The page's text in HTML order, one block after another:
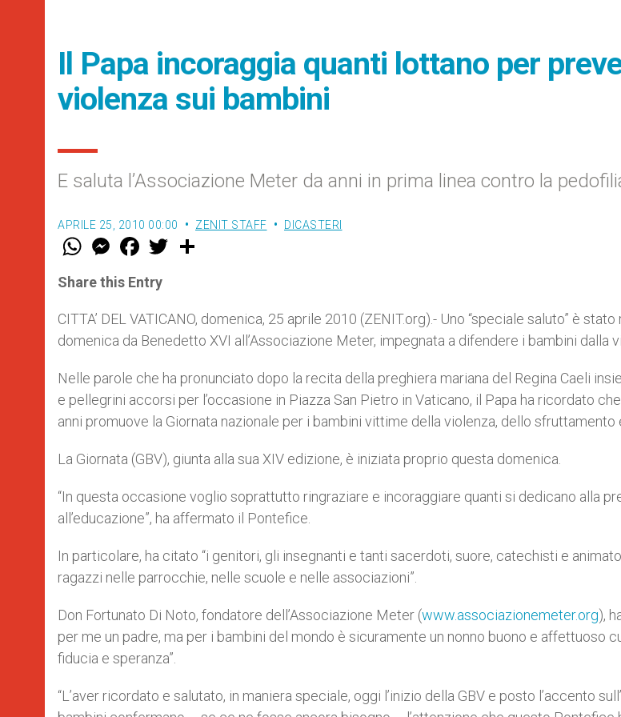
Il Papa incoraggia quanti lottano per
violenza sui bambini
E saluta l’Associazione Meter da anni in prima linea contro la
APRILE 25, 2010 00:00 ZENIT STAFF DICASTERI
W
t
s
p
p
M
e
s
e
g
e
r
F
a
e
b
o
k
w
r
Share this Entry
CITTA’ DEL VATICANO, domenica, 25 aprile 2010 (ZENIT.org).- Uno “speciale saluto” è
domenica da Benedetto XVI all’Associazione Meter, impegnata a difendere i bambini dalla
Nelle parole che ha pronunciato dopo la recita della preghiera mariana del Regina Caeli
e pellegrini accorsi per l’occasione in Piazza San Pietro in Vaticano, il Papa ha ricordato che
anni promuove la Giornata nazionale per i bambini vittime della violenza, dello sfruttamento
La Giornata (GBV), giunta alla sua XIV edizione, è iniziata proprio questa domenica.
“In questa occasione voglio soprattutto ringraziare e incoraggiare quanti si dedicano alla
all’educazione”, ha affermato il Pontefice.
In particolare, ha citato “i genitori, gli insegnanti e tanti sacerdoti, suore, catechisti e
ragazzi nelle parrocchie, nelle scuole e nelle associazioni”.
Don Fortunato Di Noto, fondatore dell’Associazione Meter (www.associazionemeter.org),
per me un padre, ma per i bambini del mondo è sicuramente un nonno buono e affettuoso
fiducia e speranza”.
“L’aver ricordato e salutato, in maniera speciale, oggi l’inizio della GBV e posto l’accento